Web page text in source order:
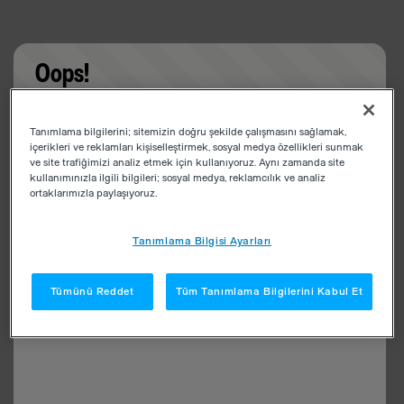
Oops!
app
Tanımlama bilgilerini; sitemizin doğru şekilde çalışmasını sağlamak,
içerikleri ve reklamları kişiselleştirmek, sosyal medya özellikleri sunmak
ve site trafiğimizi analiz etmek için kullanıyoruz. Aynı zamanda site
kullanımınızla ilgili bilgileri; sosyal medya, reklamcılık ve analiz
ortaklarımızla paylaşıyoruz.
Tanımlama Bilgisi Ayarları
Tümünü Reddet Tüm Tanımlama Bilgilerini Kabul Et